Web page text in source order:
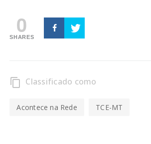
0
SHARES
content_copy Classificado como
Acontece na Rede TCE-MT